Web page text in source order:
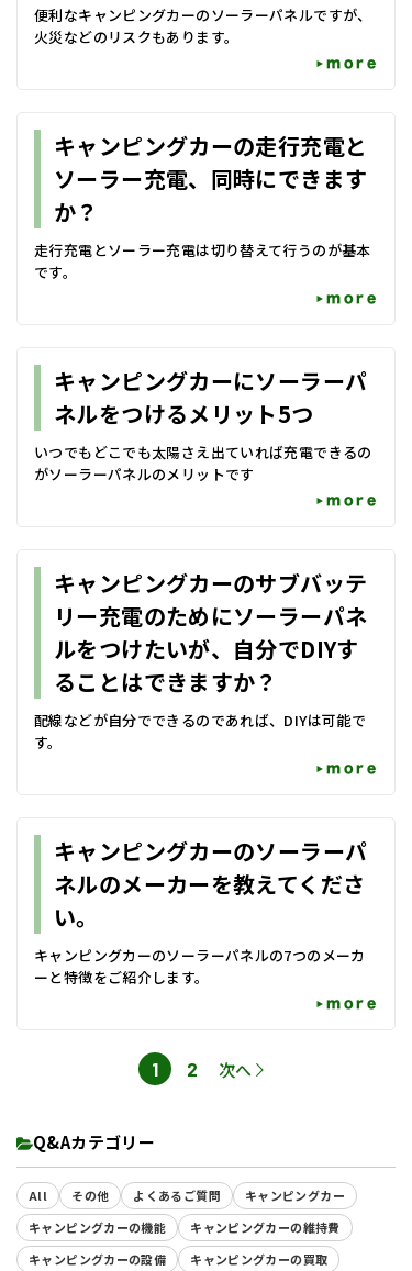
便利なキャンピングカーのソーラーパネルですが、
火災などのリスクもあります。
more
キャンピングカーの走行充電と
ソーラー充電、同時にできます
か？
走行充電とソーラー充電は切り替えて行うのが基本
です。
more
キャンピングカーにソーラーパ
ネルをつけるメリット5つ
いつでもどこでも太陽さえ出ていれば充電できるの
がソーラーパネルのメリットです
more
キャンピングカーのサブバッテ
リー充電のためにソーラーパネ
ルをつけたいが、自分でDIYす
ることはできますか？
配線などが自分でできるのであれば、DIYは可能で
す。
more
キャンピングカーのソーラーパ
ネルのメーカーを教えてくださ
い。
キャンピングカーのソーラーパネルの7つのメーカ
ーと特徴をご紹介します。
more
ペ
ジ
1
ペ
2 次へ
Q&Aカテゴリー
All その他 よくあるご質問
キャンピングカー
キャンピングカーの機能
キャンピングカーの維持費
キャンピングカーの設備
キャンピングカーの買取